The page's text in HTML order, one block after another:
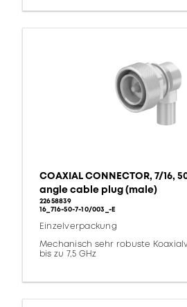
COAXIAL CONNECTOR, 7/16,
angle cable plug (male)
22658839
16_716-50-7-10/003_-E
Einzelverpackung
Mechanisch sehr robuste
bis zu 7,5 GHz